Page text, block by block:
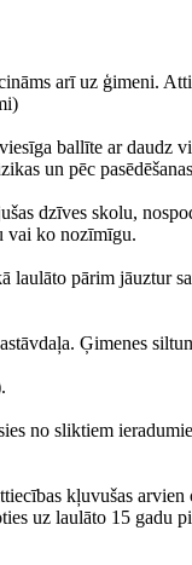
arī uz ģimeni.
ballīte ar daudz
un pēc
dzīves skolu,
vai ko nozīmīgu.
pārim jāuztur
Ģimenes
no sliktiem
kļuvušas
uz laulāto 15 gadu